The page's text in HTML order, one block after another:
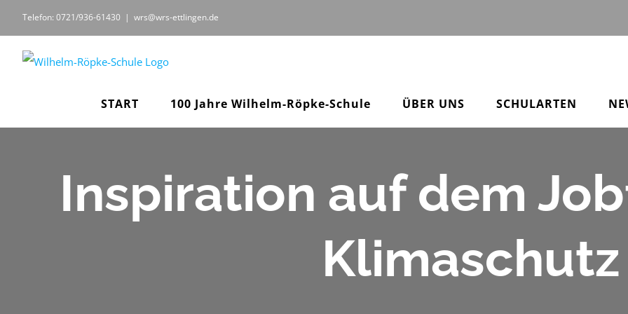
Inhalt
springen
Telefon: 0721/936-61430 | wrs@wrs-ettlingen.de
START 100 Jahre Wilhelm-Röpke-Schule ÜBER UNS SCHULARTEN
Inspiration auf dem
Klimaschutz